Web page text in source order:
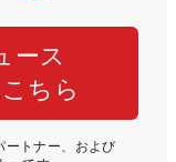
ース
ちら
ートナー、および